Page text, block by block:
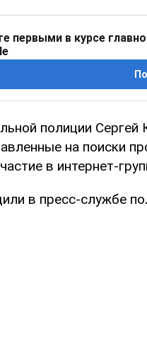
первыми в курсе
полиции Сергей
на поиски
в интернет-
в пресс-службе